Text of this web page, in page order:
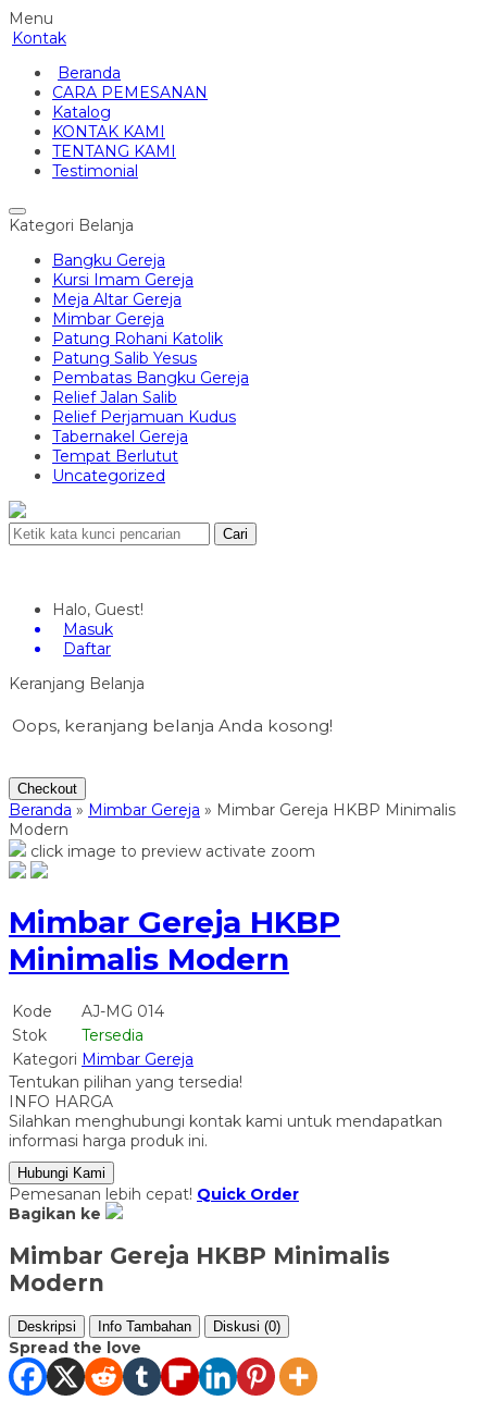
Menu
Kontak
Beranda
CARA PEMESANAN
Katalog
KONTAK KAMI
TENTANG KAMI
Testimonial
Kategori Belanja
Bangku Gereja
Kursi Imam Gereja
Meja Altar Gereja
Mimbar Gereja
Patung Rohani Katolik
Patung Salib Yesus
Pembatas Bangku Gereja
Relief Jalan Salib
Relief Perjamuan Kudus
Tabernakel Gereja
Tempat Berlutut
Uncategorized
Cari
Halo, Guest!
Masuk
Daftar
Keranjang Belanja
Oops, keranjang belanja Anda kosong!
Checkout
Beranda » Mimbar Gereja » Mimbar Gereja HKBP Minimalis
Modern
click image to preview activate zoom
Mimbar Gereja HKBP
Minimalis Modern
Kode
AJ-MG 014
Stok
Tersedia
Kategori Mimbar Gereja
Tentukan pilihan yang tersedia!
INFO HARGA
Silahkan menghubungi kontak kami untuk mendapatkan
informasi harga produk ini.
Hubungi Kami
Pemesanan lebih cepat! Quick Order
Bagikan ke
Mimbar Gereja HKBP Minimalis
Modern
Deskripsi Info Tambahan Diskusi (0)
Spread the love